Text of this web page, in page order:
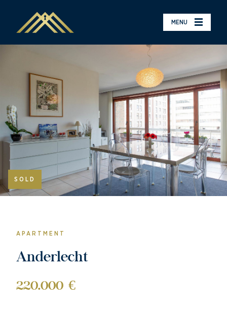
MENU
SOLD
APARTMENT
Anderlecht
220.000 €